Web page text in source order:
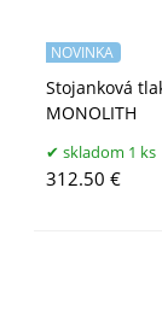
Stojanková
MONOLITH
NOVINKA
skladom 1 ks
312.50 €